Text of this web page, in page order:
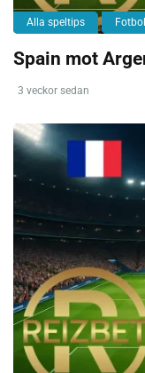
Alla speltips
Spain mot
3 veckor sedan